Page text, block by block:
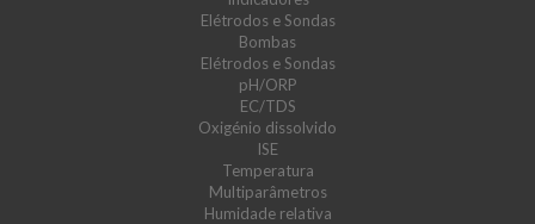
Elétrodos e Sondas
Bombas
Elétrodos e Sondas
pH/ORP
EC/TDS
Oxigénio dissolvido
ISE
Temperatura
Multiparâmetros
Humidade relativa